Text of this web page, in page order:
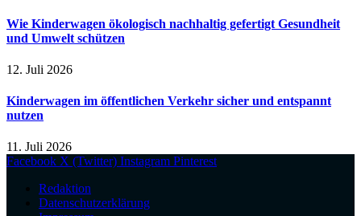
Wie Kinderwagen ökologisch nachhaltig gefertigt Gesundheit
und Umwelt schützen
12. Juli 2026
Kinderwagen im öffentlichen Verkehr sicher und entspannt
nutzen
11. Juli 2026
Facebook X (Twitter) Instagram Pinterest
Redaktion
Datenschutzerklärung